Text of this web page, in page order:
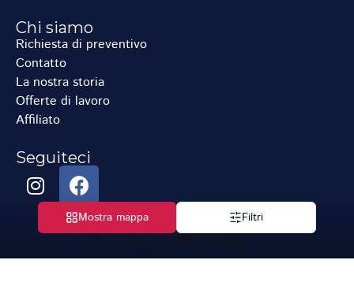
Mostra mappa Filtri
Chi siamo
Richiesta di preventivo
Contatto
La nostra storia
Offerte di lavoro
Affiliato
Seguiteci